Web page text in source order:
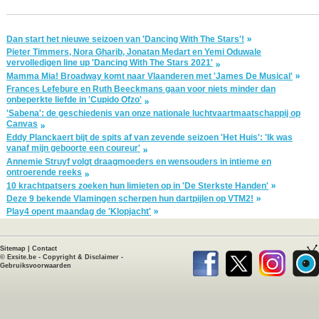
Dan start het nieuwe seizoen van 'Dancing With The Stars'!
Pieter Timmers, Nora Gharib, Jonatan Medart en Yemi Oduwale
vervolledigen line up 'Dancing With The Stars 2021'
Mamma Mia! Broadway komt naar Vlaanderen met 'James De Musical'
Frances Lefebure en Ruth Beeckmans gaan voor niets minder dan
onbeperkte liefde in 'Cupido Ofzo'
'Sabena': de geschiedenis van onze nationale luchtvaartmaatschappij op
Canvas
Eddy Planckaert bijt de spits af van zevende seizoen 'Het Huis': 'Ik was
vanaf mijn geboorte een coureur'
Annemie Struyf volgt draagmoeders en wensouders in intieme en
ontroerende reeks
10 krachtpatsers zoeken hun limieten op in 'De Sterkste Handen'
Deze 9 bekende Vlamingen scherpen hun dartpijlen op VTM2!
Play4 opent maandag de 'Klopjacht'
Sitemap
Contact
© Exsite.be - Copyright & Disclaimer -
Gebruiksvoorwaarden